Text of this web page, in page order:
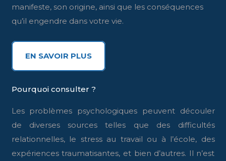
manifeste, son origine, ainsi que les conséquences
qu’il engendre dans votre vie.
EN SAVOIR PLUS
Pourquoi consulter ?
Les problèmes psychologiques peuvent découler
de diverses sources telles que des difficultés
relationnelles, le stress au travail ou à l’école, des
expériences traumatisantes, et bien d’autres. Il n’est